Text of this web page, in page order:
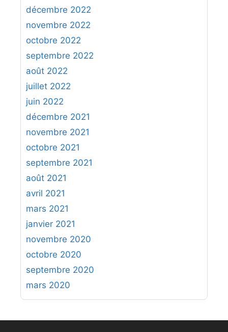
décembre 2022
novembre 2022
octobre 2022
septembre 2022
août 2022
juillet 2022
juin 2022
décembre 2021
novembre 2021
octobre 2021
septembre 2021
août 2021
avril 2021
mars 2021
janvier 2021
novembre 2020
octobre 2020
septembre 2020
mars 2020